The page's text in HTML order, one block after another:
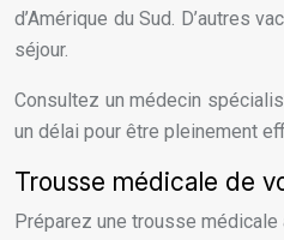
d’Amérique du Sud. D’autres
séjour.
Consultez un médecin
un délai pour être pleinement
Trousse médicale de
Préparez une trousse